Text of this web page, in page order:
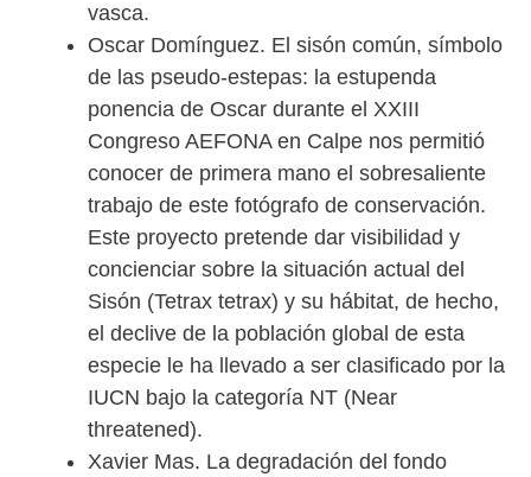
vasca.
Oscar Domínguez. El sisón común, símbolo
de las pseudo-estepas: la estupenda
ponencia de Oscar durante el XXIII
Congreso AEFONA en Calpe nos permitió
conocer de primera mano el sobresaliente
trabajo de este fotógrafo de conservación.
Este proyecto pretende dar visibilidad y
concienciar sobre la situación actual del
Sisón (Tetrax tetrax) y su hábitat, de hecho,
el declive de la población global de esta
especie le ha llevado a ser clasificado por la
IUCN bajo la categoría NT (Near
threatened).
Xavier Mas. La degradación del fondo